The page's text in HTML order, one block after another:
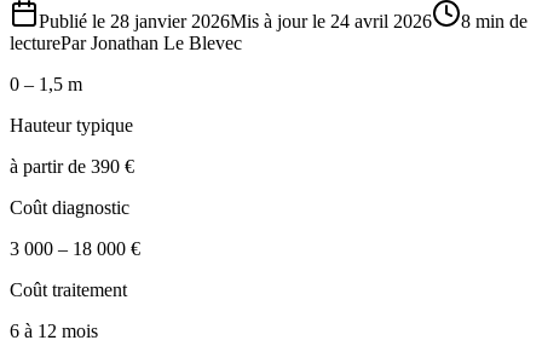
Publié le 28 janvier 2026Mis à jour le 24 avril 2026 8 min de
lectureParJonathan Le Blevec
0 – 1,5 m
Hauteur typique
à partir de 390 €
Coût diagnostic
3 000 – 18 000 €
Coût traitement
6 à 12 mois